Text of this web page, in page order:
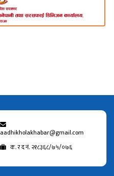
aadhikholakhabar@gmail.com
क. र द नं. २१८३६८/७५/०७६